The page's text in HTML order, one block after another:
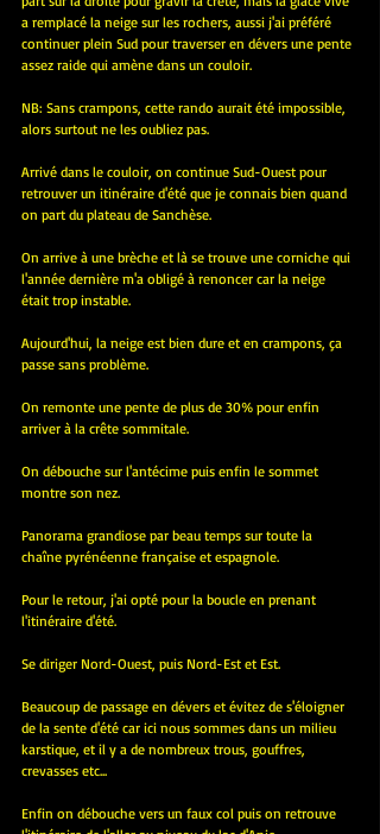
a remplacé la neige sur les rochers, aussi j'ai préféré
continuer plein Sud pour traverser en dévers une pente
assez raide qui amène dans un couloir.
NB: Sans crampons, cette rando aurait été impossible,
alors surtout ne les oubliez pas.
Arrivé dans le couloir, on continue Sud-Ouest pour
retrouver un itinéraire d'été que je connais bien quand
on part du plateau de Sanchèse.
On arrive à une brèche et là se trouve une corniche qui
l'année dernière m'a obligé à renoncer car la neige
était trop instable.
Aujourd'hui, la neige est bien dure et en crampons, ça
passe sans problème.
On remonte une pente de plus de 30% pour enfin
arriver à la crête sommitale.
On débouche sur l'antécime puis enfin le sommet
montre son nez.
Panorama grandiose par beau temps sur toute la
chaîne pyrénéenne française et espagnole.
Pour le retour, j'ai opté pour la boucle en prenant
l'itinéraire d'été.
Se diriger Nord-Ouest, puis Nord-Est et Est.
Beaucoup de passage en dévers et évitez de s'éloigner
de la sente d'été car ici nous sommes dans un milieu
karstique, et il y a de nombreux trous, gouffres,
crevasses etc...
Enfin on débouche vers un faux col puis on retrouve